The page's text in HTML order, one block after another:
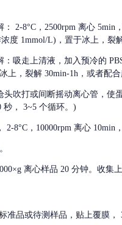
2-8°C，2500rpm 离心
度 1mmol/L)，置于冰上，裂
：吸走上清液，加入预冷的
上，裂解 30min-1h，或者配合
头吹打或间断摇动离心管，使
秒， 3~5 个循环。)
2-8°C，10000rpm 离心 10min
离心样品 20 分钟。收集
准品或待测样品，贴上覆膜，